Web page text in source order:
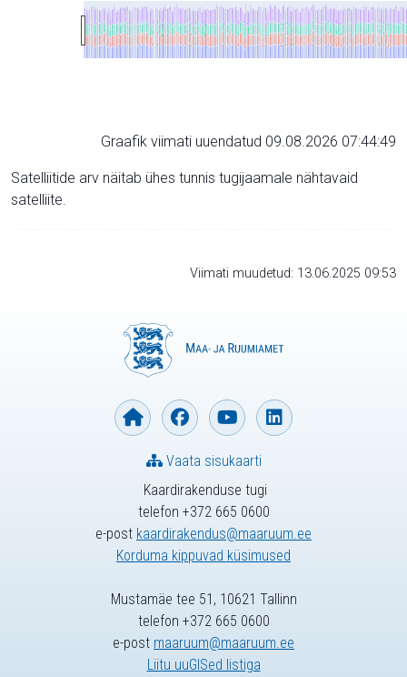
Graafik viimati uuendatud 09.08.2026 07:44:49
Satelliitide arv näitab ühes tunnis tugijaamale nähtavaid
satelliite.
Viimati muudetud: 13.06.2025 09:53
Kaardirakenduse tugi
telefon +372 665 0600
e-post kaardirakendus@maaruum.ee
Korduma kippuvad küsimused
Vaata sisukaarti
Mustamäe tee 51, 10621 Tallinn
telefon +372 665 0600
e-post maaruum@maaruum.ee
Liitu uuGISed listiga